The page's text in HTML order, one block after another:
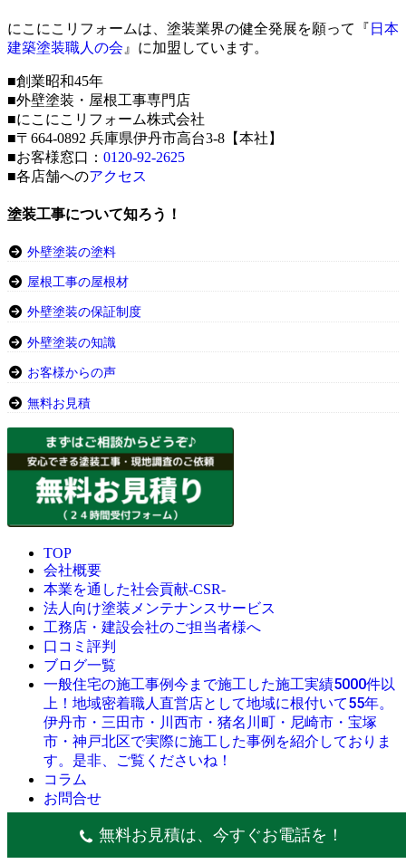
にこにこリフォームは、塗装業界の健全発展を願って『 日本
建築塗装職人の会 』に加盟しています。
■創業昭和45年
■外壁塗装・屋根工事専門店
■にこにこリフォーム株式会社
■〒664-0892 兵庫県伊丹市高台3-8【本社】
■お客様窓口： 0120-92-2625
■各店舗へのアクセス
塗装工事について知ろう！
外壁塗装の塗料
屋根工事の屋根材
外壁塗装の保証制度
外壁塗装の知識
お客様からの声
無料お見積
TOP
会社概要
本業を通した社会貢献-CSR-
法人向け塗装メンテナンスサービス
工務店・建設会社のご担当者様へ
口コミ評判
ブログ一覧
一般住宅の施工事例今まで施工した施工実績5000件以
上！地域密着職人直営店として地域に根付いて55年。
伊丹市・三田市・川西市・猪名川町・尼崎市・宝塚
市・神戸北区で実際に施工した事例を紹介しておりま
す。是非、ご覧くださいね！
コラム
お問合せ
© 創業昭和45年・感動の塗替え・屋根リフォームの職人直営
無料お見積は、今すぐお電話を！